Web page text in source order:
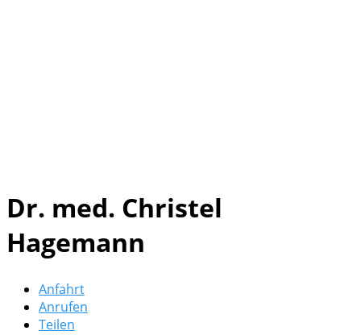
Dr. med. Christel
Hagemann
Anfahrt
Anrufen
Teilen